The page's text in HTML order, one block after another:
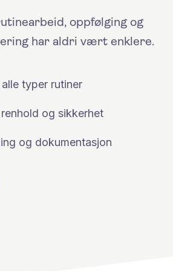
oppfølging og
har aldri vært enklere.
typer rutiner
og sikkerhet
og dokumentasjon